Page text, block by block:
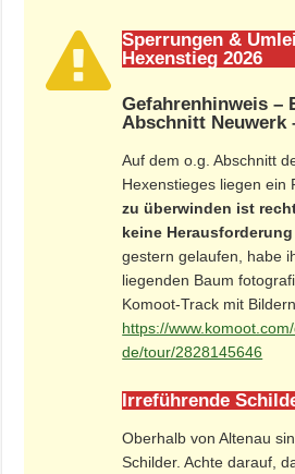
Sperrungen &
Hexenstieg 2026
Gefahrenhinweis –
Abschnitt Neuwerk
Auf dem o.g. Abschnitt
Hexenstieges liegen ein
zu überwinden ist
keine
gestern gelaufen, habe
liegenden Baum
Komoot-Track mit
https://
de/tour/2828145646
Irreführende
Oberhalb von Altenau
Schilder. Achte darauf,